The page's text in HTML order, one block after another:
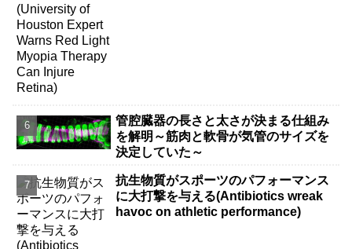
管腔臓器の長さと太さが決まる仕組み
を解明～筋肉と軟骨が気管のサイズを
決定していた～
抗生物質がスポーツのパフォーマンス
に大打撃を与える(Antibiotics wreak
havoc on athletic performance)